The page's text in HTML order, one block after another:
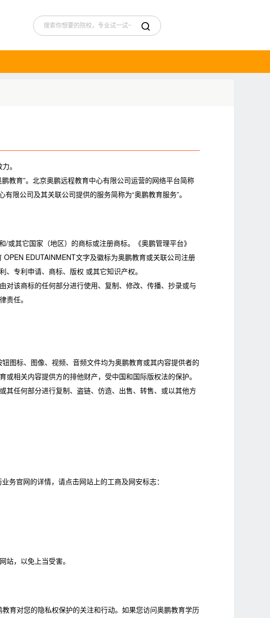

。
教育”。北京奥鹏远程教育中心有限公司运营的网络平台简称
限公司及其关联公司提供的服务简称为“奥鹏教育服务”。
或其它国家（地区）的商标或注册商标。《奥鹏管理平台》
EDUTAINMENT文字及徽标为奥鹏教育或关联公司注册
专利申请、商标、版权 或其它知识产权。
对该商标的任何部分进行使用、复制、修改、传播、抄录或与
责任。
图标、图像、视频、音频文件均为奥鹏教育或其内容提供者的
相关内容提供方的排他财产，受中国和国际版权法的保护。
其任何部分进行复制、盗链、仿造、出售、转售、或以其他方
务官网的详情，请点击网站上的工商及网安标志：
，以免上当受害。
育对您的隐私权保护的关注和行动。如果您访问奥鹏教育学历